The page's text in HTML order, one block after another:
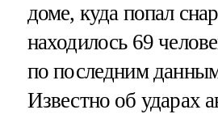
доме, куда попал
находилось 69
по последним
Известно об ударах